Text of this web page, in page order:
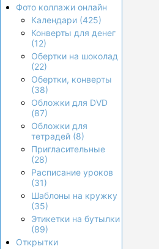
Фото коллажи онлайн
Календари (425)
Конверты для денег
(12)
Обертки на шоколад
(22)
Обертки, конверты
(38)
Обложки для DVD
(87)
Обложки для
тетрадей (8)
Пригласительные
(28)
Расписание уроков
(31)
Шаблоны на кружку
(35)
Этикетки на бутылки
(89)
Открытки